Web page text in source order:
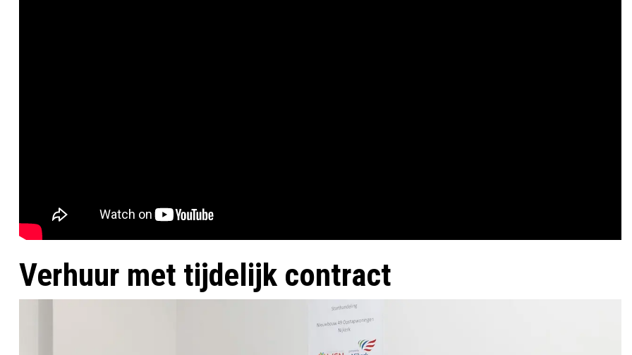
Verhuur met tijdelijk contract